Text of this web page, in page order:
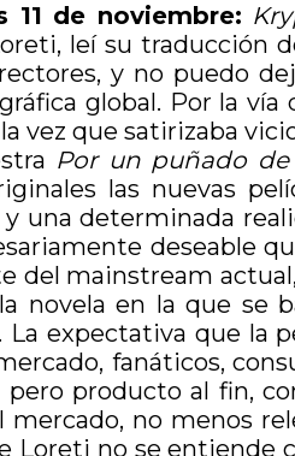
11 de noviembre:
leí su traducción
y no puedo
global. Por la
vez que satirizaba
Por un puñado de
las nuevas
una determinada
deseable
del mainstream
novela en la que se
La expectativa que la
fanáticos,
pero producto al fin,
mercado, no menos
Loreti no se entiende